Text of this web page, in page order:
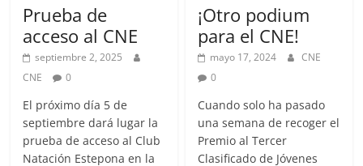
Prueba de
acceso al CNE
septiembre 2, 2025
CNE
0
El próximo día 5 de
septiembre dará lugar la
prueba de acceso al Club
Natación Estepona en la
¡Otro podium
para el CNE!
mayo 17, 2024
CNE
0
Cuando solo ha pasado
una semana de recoger el
Premio al Tercer
Clasificado de Jóvenes